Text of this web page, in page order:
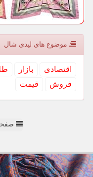
موضوع های لیدی شال
اقتصادی بازار
فروش
قیمت